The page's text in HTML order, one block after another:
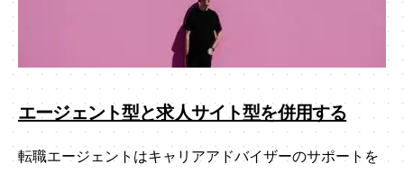
エージェント型と求人サイト型を併用する
転職エージェントはキャリアアドバイザーのサポートを